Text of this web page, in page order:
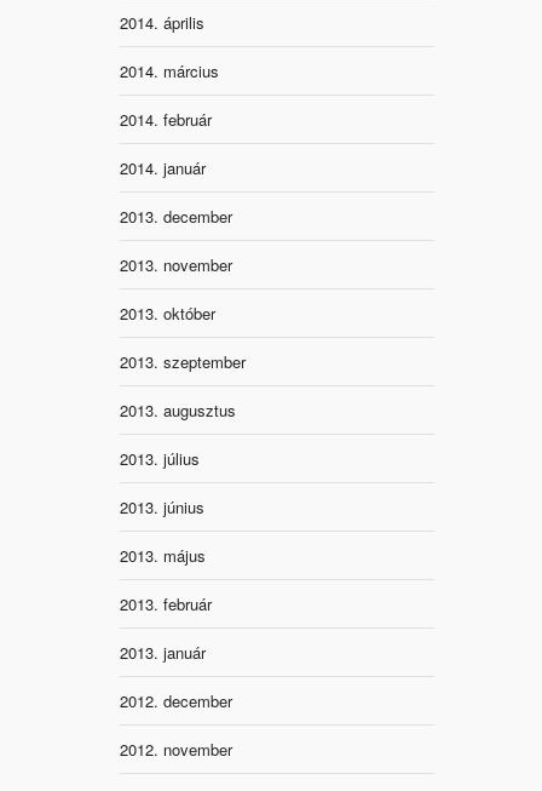
2014. április
2014. március
2014. február
2014. január
2013. december
2013. november
2013. október
2013. szeptember
2013. augusztus
2013. július
2013. június
2013. május
2013. február
2013. január
2012. december
2012. november